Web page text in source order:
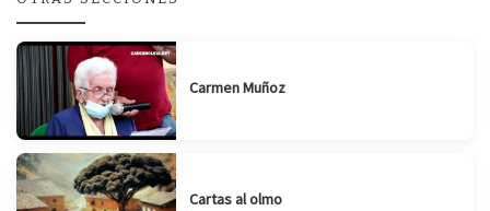
Carmen Muñoz
Cartas al olmo